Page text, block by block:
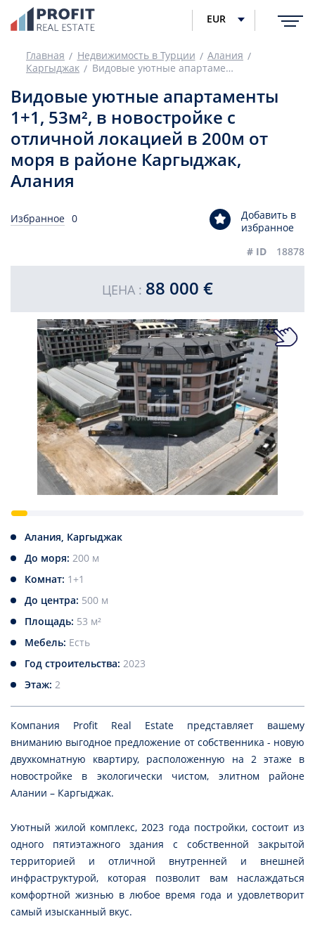
EUR
Главная Недвижимость в Турции
Алания
Каргыджак
Видовые уютные апартаменты 1+1, 53м², в новостройке с отличной локацией в 200м от моря в районе Каргыджак, Алания
Видовые уютные апартаменты
1+1, 53м², в новостройке с
отличной локацией в 200м от
моря в районе Каргыджак,
Алания
Избранное 0
Добавить в
избранное
# ID
18878
ЦЕНА : 88 000 €
Алания, Каргыджак
До моря: 200 м
Комнат: 1+1
До центра: 500 м
Площадь: 53 м²
Мебель: Есть
Год строительства: 2023
Этаж: 2
Компания Profit Real Estate представляет вашему
вниманию выгодное предложение от собственника - новую
двухкомнатную квартиру, расположенную на 2 этаже в
новостройке в экологически чистом, элитном районе
Алании – Каргыджак.
Уютный жилой комплекс, 2023 года постройки, состоит из
одного пятиэтажного здания с собственной закрытой
территорией и отличной внутренней и внешней
инфраструктурой, которая позволит вам наслаждаться
комфортной жизнью в любое время года и удовлетворит
самый изысканный вкус.